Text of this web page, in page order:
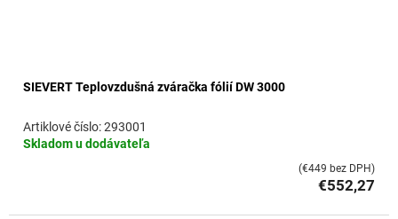
SIEVERT Teplovzdušná zváračka fólií DW 3000
Skladom u dodávateľa
293001
€552,27
(€449 bez DPH)